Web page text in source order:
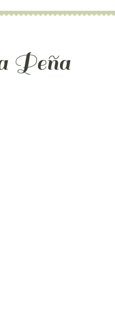
Peña